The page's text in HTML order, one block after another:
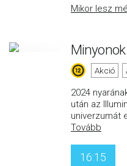
Mikor lesz
Akció
2024
után az
univerzumát
Tovább
16:15